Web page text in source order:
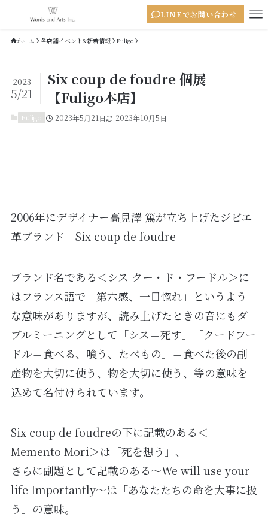
LINEでお問い合わせ
ホーム 各店舗イベント&新着情報 Fuligo
Six coup de foudre 個展
【Fuligo本店】
2023
5/21
Fuligo 2023年5月21日 2023年10月5日
2006年にデザイナー高見澤 篤が立ち上げたジビエ
革ブランド「Six coup de foudre」
ブランド名である＜シス クー・ド・フードル＞に
はフランス語で「第六感、一目惚れ」というよう
な意味がありますが、読み上げたときの音にもダ
ブルミーニングとして「シス＝死す」「クードフー
ドル＝食べる、喰う、たべもの」＝食べた後の副
産物を大切に使う、物を大切に使う、等の意味を
込めて名付けられています。
Six coup de foudreの下に記載のある＜
Memento Mori＞は「死を想う」、
さらに副題として記載のある〜We will use your
life Importantly〜は「あなたたちの命を大事に扱
う」の意味。